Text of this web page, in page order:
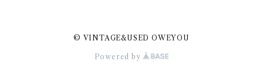
© VINTAGE&USED OWEYOU
Powered by